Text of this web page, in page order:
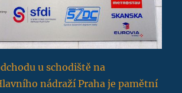
u schodiště na
nádraží Praha je pamětní